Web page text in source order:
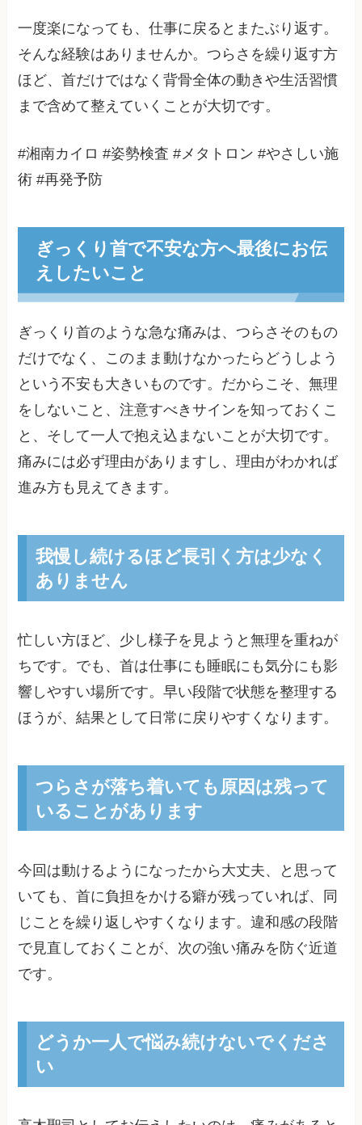
一度楽になっても、仕事に戻るとまたぶり返す。
そんな経験はありませんか。つらさを繰り返す方
ほど、首だけではなく背骨全体の動きや生活習慣
まで含めて整えていくことが大切です。
#湘南カイロ #姿勢検査 #メタトロン #やさしい施
術 #再発予防
ぎっくり首で不安な方へ最後にお伝
えしたいこと
ぎっくり首のような急な痛みは、つらさそのもの
だけでなく、このまま動けなかったらどうしよう
という不安も大きいものです。だからこそ、無理
をしないこと、注意すべきサインを知っておくこ
と、そして一人で抱え込まないことが大切です。
痛みには必ず理由がありますし、理由がわかれば
進み方も見えてきます。
我慢し続けるほど長引く方は少なく
ありません
忙しい方ほど、少し様子を見ようと無理を重ねが
ちです。でも、首は仕事にも睡眠にも気分にも影
響しやすい場所です。早い段階で状態を整理する
ほうが、結果として日常に戻りやすくなります。
つらさが落ち着いても原因は残って
いることがあります
今回は動けるようになったから大丈夫、と思って
いても、首に負担をかける癖が残っていれば、同
じことを繰り返しやすくなります。違和感の段階
で見直しておくことが、次の強い痛みを防ぐ近道
です。
どうか一人で悩み続けないでくださ
い